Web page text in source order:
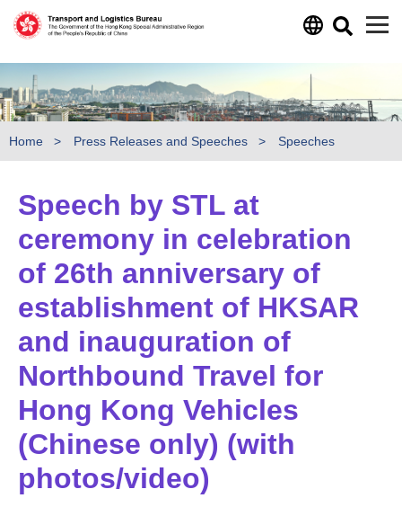
Home Press Releases and Speeches Speeches
Speech by STL at
ceremony in celebration
of 26th anniversary of
establishment of HKSAR
and inauguration of
Northbound Travel for
Hong Kong Vehicles
(Chinese only) (with
photos/video)